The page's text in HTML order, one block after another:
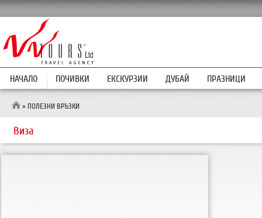
НАЧАЛО ПОЧИВКИ ЕКСКУРЗИИ ДУБАЙ ПРАЗНИЦИ
» ПОЛЕЗНИ ВРЪЗКИ
Виза